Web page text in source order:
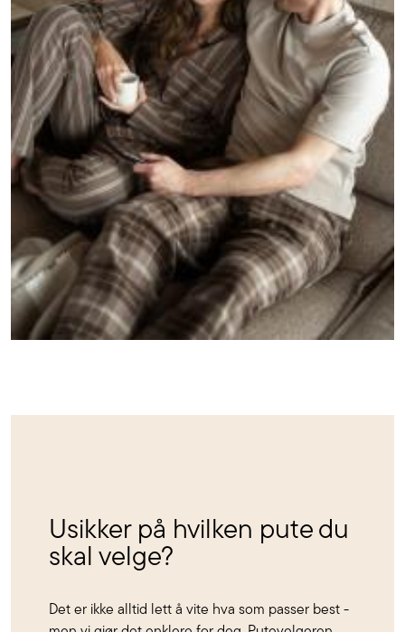
Usikker på hvilken pute du
skal velge?
Det er ikke alltid lett å vite hva som passer best -